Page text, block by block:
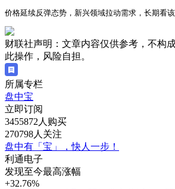
价格延续反弹态势，新兴领域拉动需求，长期看
财联社声明：文章内容仅供参考，不构
此操作，风险自担。
所属专栏
盘中宝
立即订阅
3455872人购买
270798人关注
盘中有「宝」，快人一步！
利通电子
发现至今最高涨幅
+32.76%